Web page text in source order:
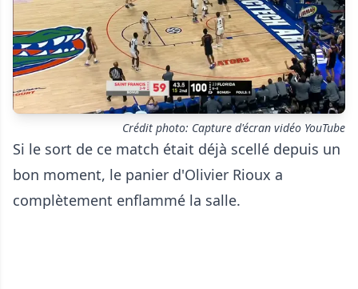
Crédit photo: Capture d'écran vidéo YouTube
Si le sort de ce match était déjà scellé depuis un
bon moment, le panier d'Olivier Rioux a
complètement enflammé la salle.